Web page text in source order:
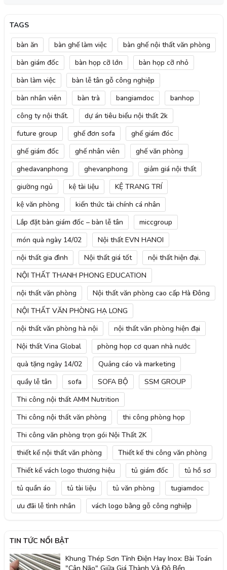
TAGS
bàn ăn bàn ghế làm việc
bàn ghế nội thất văn phòng
bàn giám đốc
bàn họp cỡ lớn
bàn họp cỡ nhỏ
bàn làm việc
bàn lễ tân gỗ công nghiệp
bàn nhân viên
bàn trà bangiamdoc
banhop
công ty nội thất.
dự án tiêu biểu nội thất 2k
future group
ghế đơn sofa
ghế giám đóc
ghế giám đốc
ghế nhân viên
ghế văn phòng
ghedavanphong
ghevanphong
giảm giá nội thất
giường ngủ
kệ tài liệu
KỆ TRANG TRÍ
kệ văn phòng
kiến thức tài chính cá nhân
Lắp đặt bàn giám đốc – bàn lễ tân
miccgroup
món quà ngày 14/02
Nội thất EVN HANOI
nội thất gia đình
Nội thất giá tốt
nội thất hiện đại.
NỘI THẤT THANH PHONG EDUCATION
nội thất văn phòng
Nội thất văn phòng cao cấp Hà Đông
NỘI THẤT VĂN PHÒNG HẠ LONG
nội thất văn phòng hà nội
nội thất văn phòng hiện đại
Nội thất Vina Global
phòng họp cơ quan nhà nước
quà tặng ngày 14/02
Quảng cáo và marketing
quầy lễ tân
sofa SOFA BỘ
SSM GROUP
Thi công nội thất AMM Nutrition
Thi công nội thất văn phòng
thi công phòng họp
Thi công văn phòng trọn gói Nội Thất 2K
thiết kế nội thất văn phòng
Thiết kế thi công văn phòng
Thiết kế vách logo thương hiệu
tủ giám đốc
tủ hồ sơ
tủ quần áo
tủ tài liệu tủ văn phòng
tugiamdoc
ưu đãi lễ tình nhân
vách logo bằng gỗ công nghiệp
TIN TỨC NỔI BẬT
Khung Thép Sơn Tĩnh Điện Hay Inox: Bài Toán
"Cân Não" Giữa Giá Thành Và Độ Bền